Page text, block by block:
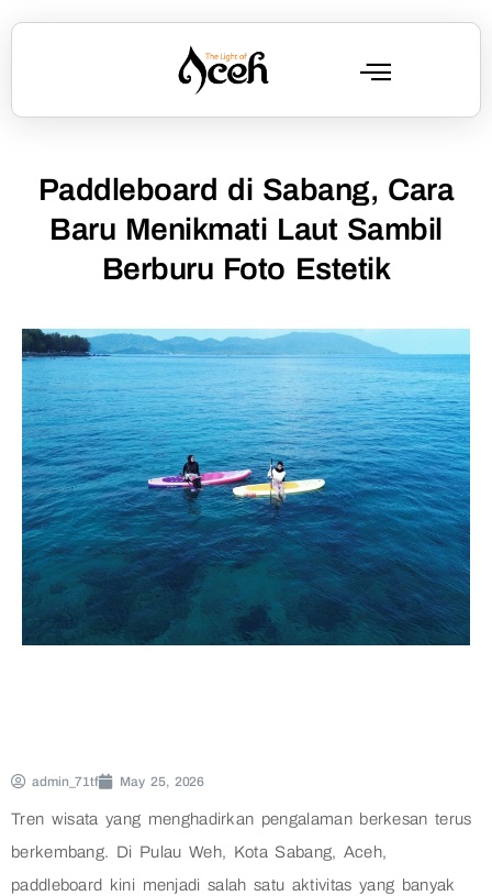
Paddleboard di Sabang, Cara
Baru Menikmati Laut Sambil
Berburu Foto Estetik
admin_71tf May 25, 2026
Tren wisata yang menghadirkan pengalaman berkesan terus
berkembang. Di Pulau Weh, Kota Sabang, Aceh,
paddleboard kini menjadi salah satu aktivitas yang banyak